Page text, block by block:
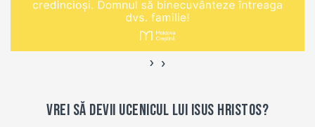
‹ ›
Vrei să devii ucenicul lui Isus Hristos?